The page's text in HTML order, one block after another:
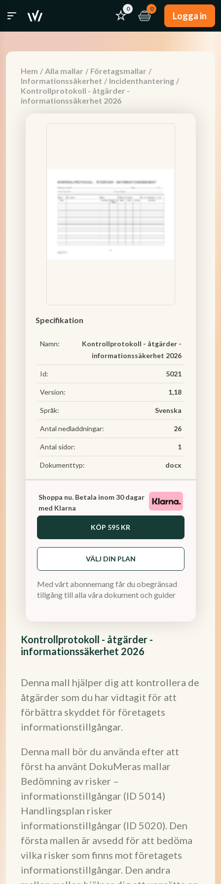
0 0
Logga in
Hem / Alla mallar / Företagsmallar /
Informationssäkerhet / Incidenthantering /
Kontrollprotokoll - åtgärder -
informationssäkerhet 2026
Kontrollprotokoll - åtgärder -
informationssäkerhet 2026
Denna mall hjälper dig att kontrollera de
åtgärder som du har vidtagit för att
förbättra skyddet för företagets
informationstillgångar.
Denna mall bör du använda efter att
först ha använt DokuMeras mallar
Bedömning av risker –
informationstillgångar (ID 5014)
Handlingsplan risker
informationstillgångar (ID 5020). Den
första mallen är avsedd för att bedöma
vilka risker som finns mot företagets
informationstillgångar. Den andra
Specifikation
Namn:
Kontrollprotokoll - åtgärder -
informationssäkerhet 2026
Id: 5021
Version: 1,18
Språk: Svenska
Antal nedladdningar: 26
Antal sidor: 1
Dokumenttyp: docx
Shoppa nu. Betala inom 30 dagar
med Klarna
KÖP 595 KR
VÄLJ DIN PLAN
Med vårt abonnemang får du obegränsad
tillgång till alla våra dokument och guider